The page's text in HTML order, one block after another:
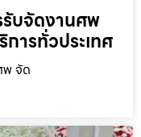
บจัดงานศพ
ารทั่วประเทศ
พ จัด